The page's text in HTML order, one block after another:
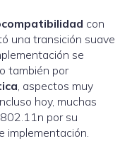
con
una transición suave
se
también por
, aspectos muy
hoy, muchas
por su
implementación.